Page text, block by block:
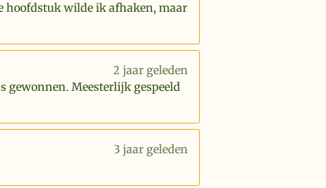
hoofdstuk wilde ik afhaken, maar
2 jaar geleden
gewonnen. Meesterlijk gespeeld
3 jaar geleden